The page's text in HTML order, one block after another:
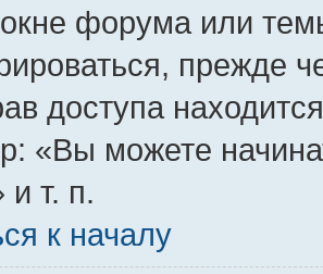
окне форума или
прежде
доступа
«Вы можете
и т. п.
к началу